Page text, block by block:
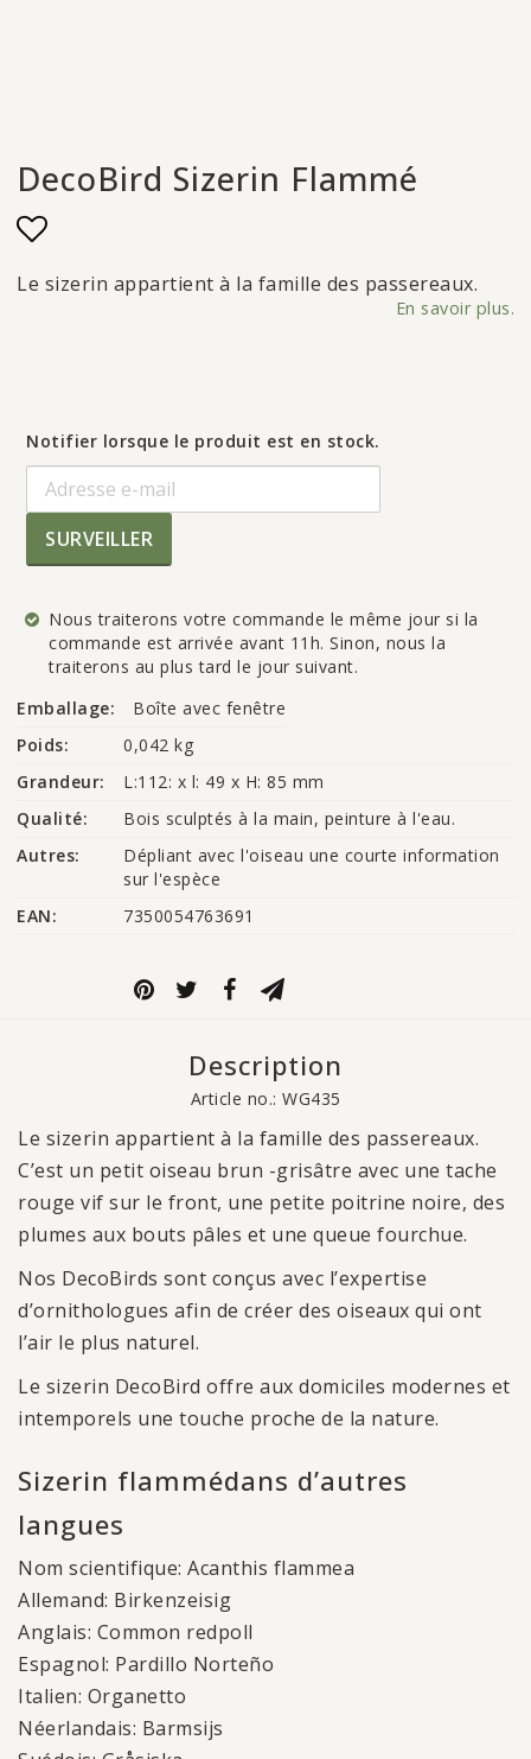
DecoBird Sizerin Flammé
Add to list of favorites
Le sizerin appartient à la famille des passereaux.
En savoir plus.
Notifier lorsque le produit est en stock.
SURVEILLER
Nous traiterons votre commande le même jour si la
commande est arrivée avant 11h. Sinon, nous la
traiterons au plus tard le jour suivant.
Emballage:
Boîte avec fenêtre
Poids:
0,042 kg
Grandeur:
L:112: x l: 49 x H: 85 mm
Qualité:
Bois sculptés à la main, peinture à l'eau.
Autres:
Dépliant avec l'oiseau une courte information
sur l'espèce
EAN:
7350054763691
Description
Article no.: WG435
Le sizerin appartient à la famille des passereaux.
C’est un petit oiseau brun -grisâtre avec une tache
rouge vif sur le front, une petite poitrine noire, des
plumes aux bouts pâles et une queue fourchue.
Nos DecoBirds sont conçus avec l’expertise
d’ornithologues afin de créer des oiseaux qui ont
l’air le plus naturel.
Le sizerin DecoBird offre aux domiciles modernes et
intemporels une touche proche de la nature.
Sizerin flammédans d’autres
langues
Nom scientifique: Acanthis flammea
Allemand: Birkenzeisig
Anglais: Common redpoll
Espagnol: Pardillo Norteño
Italien: Organetto
Néerlandais: Barmsijs